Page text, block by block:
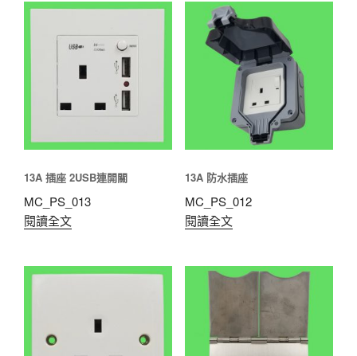
13A 插座 2USB連開關
MC_PS_013
閱讀全文
13A 防水插座
MC_PS_012
閱讀全文